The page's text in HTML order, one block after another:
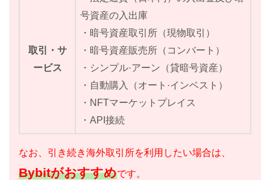
取引・サ
ービス
号資産の入出庫
・暗号資産取引所（現物取引）
・暗号資産販売所（コンバート）
・シンプル·アーン（貸暗号資産）
・自動購入（オート·インベスト）
・NFTマーケットプレイス
・API接続
なお、引き続き海外取引所を利用したい場合は、
Bybitがおすすめです。